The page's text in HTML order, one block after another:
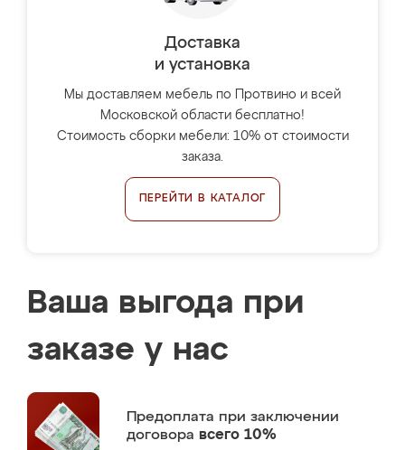
Доставка
и установка
Мы доставляем мебель по Протвино и всей
Московской области бесплатно!
Стоимость сборки мебели: 10% от стоимости
заказа.
ПЕРЕЙТИ В КАТАЛОГ
Ваша выгода при
заказе у нас
Предоплата при заключении
договора всего 10%